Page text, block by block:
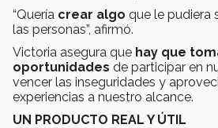
“Quería crear algo que le pudiera
las personas”, afirmó.
Victoria asegura que hay que
oportunidades de participar en
vencer las inseguridades y
experiencias a nuestro alcance.
UN PRODUCTO REAL Y ÚTIL